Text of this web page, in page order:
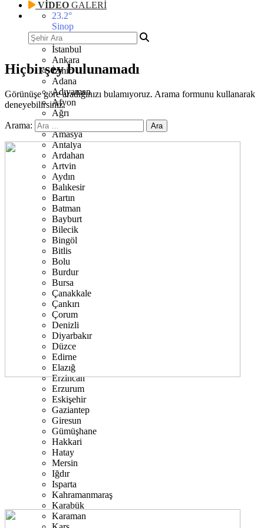
VİDEO GALERİ
23.2°
Sinop
İstanbul
Ankara
İzmir
Adana
Adıyaman
Afyon
Ağrı
Aksaray
Amasya
Antalya
Ardahan
Artvin
Aydın
Balıkesir
Bartın
Batman
Bayburt
Bilecik
Bingöl
Bitlis
Bolu
Burdur
Bursa
Çanakkale
Çankırı
Çorum
Denizli
Diyarbakır
Düzce
Edirne
Elazığ
Erzincan
Erzurum
Eskişehir
Gaziantep
Giresun
Gümüşhane
Hakkari
Hatay
Mersin
Iğdır
Isparta
Kahramanmaraş
Karabük
Karaman
Hiçbirşey bulunamadı
Görünüşe göre aradığınızı bulamıyoruz. Arama formunu kullanarak
deneyebilirsiniz.
Arama: